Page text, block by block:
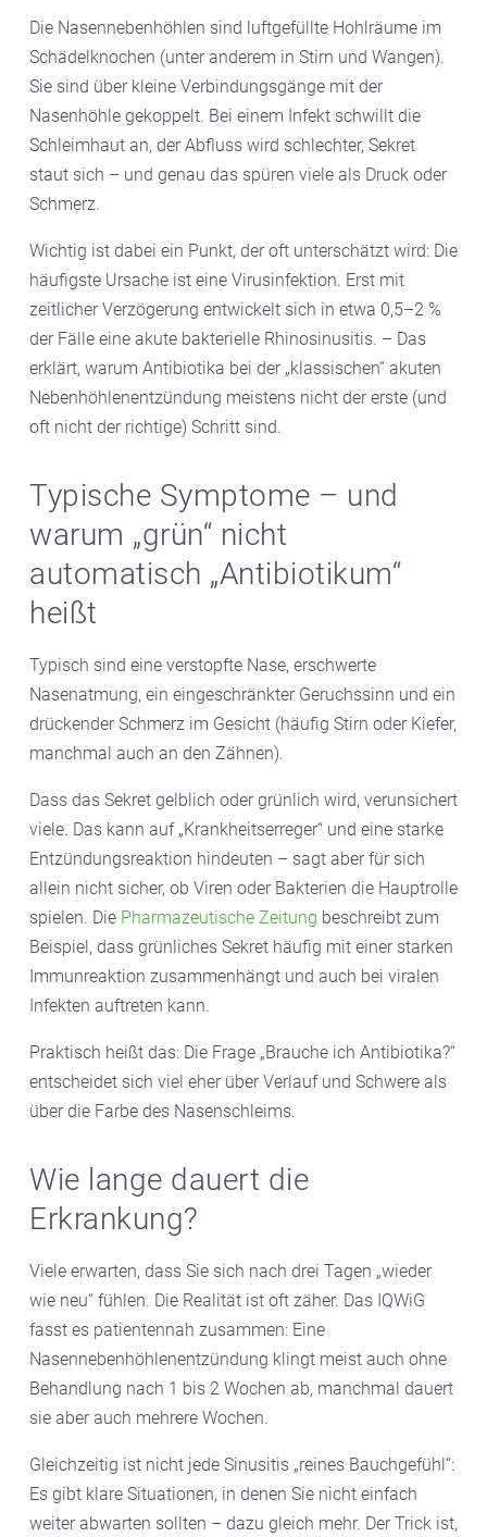
Die Nasennebenhöhlen sind luftgefüllte Hohlräume im
Schädelknochen (unter anderem in Stirn und Wangen).
Sie sind über kleine Verbindungsgänge mit der
Nasenhöhle gekoppelt. Bei einem Infekt schwillt die
Schleimhaut an, der Abfluss wird schlechter, Sekret
staut sich – und genau das spüren viele als Druck oder
Schmerz.
Wichtig ist dabei ein Punkt, der oft unterschätzt wird: Die
häufigste Ursache ist eine Virusinfektion. Erst mit
zeitlicher Verzögerung entwickelt sich in etwa 0,5–2 %
der Fälle eine akute bakterielle Rhinosinusitis. – Das
erklärt, warum Antibiotika bei der „klassischen“ akuten
Nebenhöhlenentzündung meistens nicht der erste (und
oft nicht der richtige) Schritt sind.
Typische Symptome – und
warum „grün“ nicht
automatisch „Antibiotikum“
heißt
Typisch sind eine verstopfte Nase, erschwerte
Nasenatmung, ein eingeschränkter Geruchssinn und ein
drückender Schmerz im Gesicht (häufig Stirn oder Kiefer,
manchmal auch an den Zähnen).
Dass das Sekret gelblich oder grünlich wird, verunsichert
viele. Das kann auf „Krankheitserreger“ und eine starke
Entzündungsreaktion hindeuten – sagt aber für sich
allein nicht sicher, ob Viren oder Bakterien die Hauptrolle
spielen. Die Pharmazeutische Zeitung beschreibt zum
Beispiel, dass grünliches Sekret häufig mit einer starken
Immunreaktion zusammenhängt und auch bei viralen
Infekten auftreten kann.
Praktisch heißt das: Die Frage „Brauche ich Antibiotika?“
entscheidet sich viel eher über Verlauf und Schwere als
über die Farbe des Nasenschleims.
Wie lange dauert die
Erkrankung?
Viele erwarten, dass Sie sich nach drei Tagen „wieder
wie neu“ fühlen. Die Realität ist oft zäher. Das IQWiG
fasst es patientennah zusammen: Eine
Nasennebenhöhlenentzündung klingt meist auch ohne
Behandlung nach 1 bis 2 Wochen ab, manchmal dauert
sie aber auch mehrere Wochen.
Gleichzeitig ist nicht jede Sinusitis „reines Bauchgefühl“:
Es gibt klare Situationen, in denen Sie nicht einfach
weiter abwarten sollten – dazu gleich mehr. Der Trick ist,